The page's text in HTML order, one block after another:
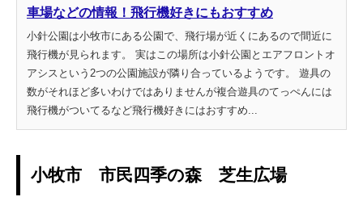
車場などの情報！飛行機好きにもおすすめ
小針公園は小牧市にある公園で、飛行場が近くにあるので間近に
飛行機が見られます。 実はこの場所は小針公園とエアフロントオ
アシスという2つの公園施設が隣り合っているようです。 遊具の
数がそれほど多いわけではありませんが複合遊具のてっぺんには
飛行機がついてるなど飛行機好きにはおすすめ...
小牧市 市民四季の森 芝生広場